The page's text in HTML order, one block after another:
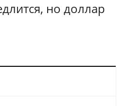
но доллар